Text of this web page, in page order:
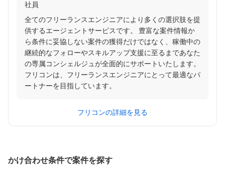
社員
全てのフリーランスエンジニアにより多くの選択肢を提
供するエージェントサービスです。 豊富な案件情報か
ら条件に妥協しない案件の獲得だけではなく、稼働中の
継続的なフォローやスキルアップ支援に至るまであなた
の専属コンシェルジュが全面的にサポートいたします。
フリコンは、フリーランスエンジニアにとって最適なパ
ートナーを目指しています。
フリコンの詳細を見る
かけ合わせ条件で案件を探す